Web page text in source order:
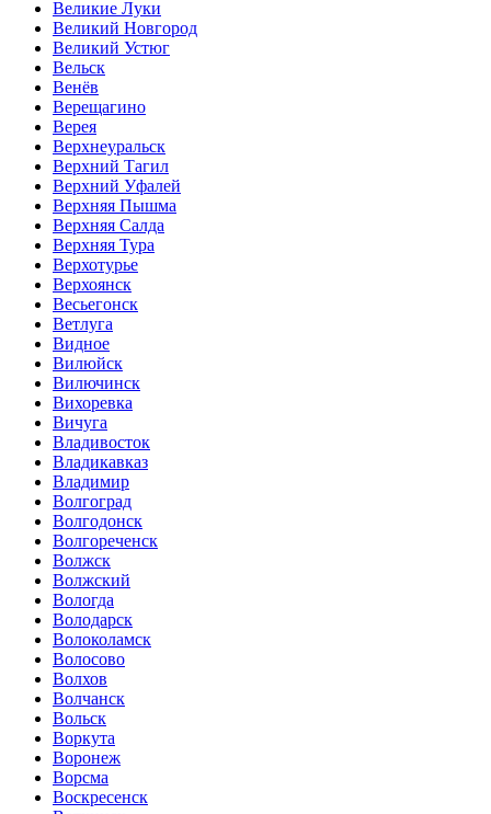
Великие Луки
Великий Новгород
Великий Устюг
Вельск
Венёв
Верещагино
Верея
Верхнеуральск
Верхний Тагил
Верхний Уфалей
Верхняя Пышма
Верхняя Салда
Верхняя Тура
Верхотурье
Верхоянск
Весьегонск
Ветлуга
Видное
Вилюйск
Вилючинск
Вихоревка
Вичуга
Владивосток
Владикавказ
Владимир
Волгоград
Волгодонск
Волгореченск
Волжск
Волжский
Вологда
Володарск
Волоколамск
Волосово
Волхов
Волчанск
Вольск
Воркута
Воронеж
Ворсма
Воскресенск